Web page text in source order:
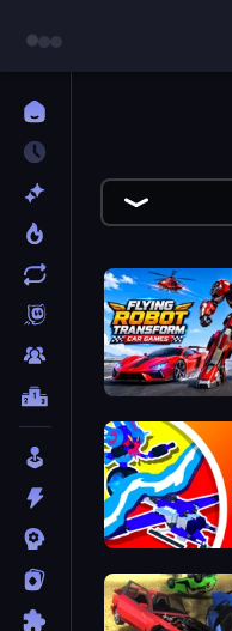
Flying Robot Transform Car Games